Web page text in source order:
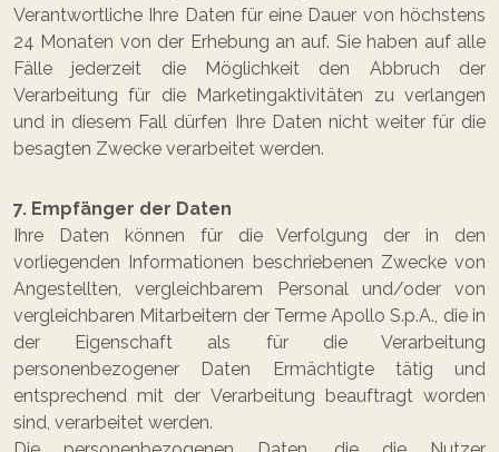
Verantwortliche Ihre Daten für eine Dauer von höchstens
24 Monaten von der Erhebung an auf. Sie haben auf alle
Fälle jederzeit die Möglichkeit den Abbruch der
Verarbeitung für die Marketingaktivitäten zu verlangen
und in diesem Fall dürfen Ihre Daten nicht weiter für die
besagten Zwecke verarbeitet werden.
7. Empfänger der Daten
Ihre Daten können für die Verfolgung der in den
vorliegenden Informationen beschriebenen Zwecke von
Angestellten, vergleichbarem Personal und/oder von
vergleichbaren Mitarbeitern der Terme Apollo S.p.A., die in
der Eigenschaft als für die Verarbeitung
personenbezogener Daten Ermächtigte tätig und
entsprechend mit der Verarbeitung beauftragt worden
sind, verarbeitet werden.